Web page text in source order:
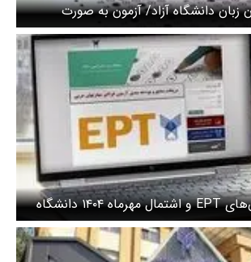
زبان دانشگاه آزاد/ آزمون به صورت
می‌شود
آغاز ثبت‌نام آزمون‌های EPT و اشتمال مهرماه ۱۴۰۴ دانشگاه